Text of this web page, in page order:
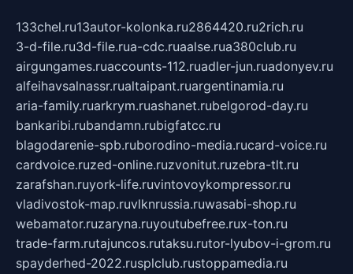
133chel.ru13autor-kolonka.ru2864420.ru2rich.ru
3-d-file.ru3d-file.rua-cdc.ruaalse.rua380club.ru
airgungames.ruaccounts-112.ruadler-jun.ruadonyev.ru
alfeihavsalnassr.rualtaipant.ruargentinamia.ru
aria-family.ruarkrym.ruashanet.rubelgorod-day.ru
bankaribi.rubandamn.rubigfatcc.ru
blagodarenie-spb.ruborodino-media.rucard-voice.ru
cardvoice.ruzed-online.ruzvonitut.ruzebra-tlt.ru
zarafshan.ruyork-life.ruvintovoykompressor.ru
vladivostok-map.ruvlknrussia.ruwasabi-shop.ru
webamator.ruzaryna.ruyoutubefree.rux-ton.ru
trade-farm.rutajuncos.rutaksu.rutor-lyubov-i-grom.ru
spayderhed-2022.rusplclub.rustoppamedia.ru